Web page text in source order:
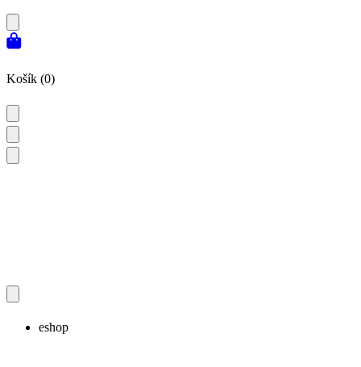
Košík (0)
eshop